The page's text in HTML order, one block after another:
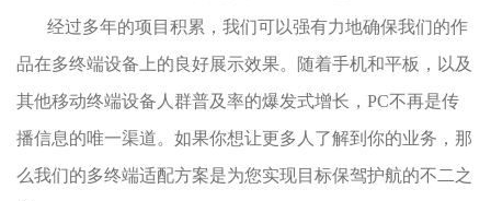
经过多年的项目积累，我们可以强有力地确保我们的作
品在多终端设备上的良好展示效果。随着手机和平板，以及
其他移动终端设备人群普及率的爆发式增长，PC不再是传
播信息的唯一渠道。如果你想让更多人了解到你的业务，那
么我们的多终端适配方案是为您实现目标保驾护航的不二之